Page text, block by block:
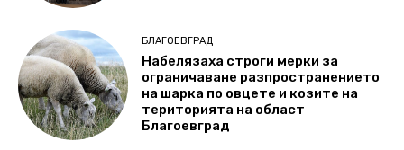
БЛАГОЕВГРАД
Набелязаха строги мерки за
ограничаване разпространението
на шарка по овцете и козите на
територията на област
Благоевград